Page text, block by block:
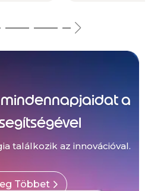
mindennapjaidat a
találkozik az innovációval.
Többet